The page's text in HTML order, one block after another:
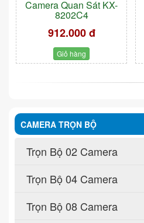
Camera Quan Sát KX-
8202C4
912.000 đ
Giỏ hàng
CAMERA TRỌN BỘ
Trọn Bộ 02 Camera
Trọn Bộ 04 Camera
Trọn Bộ 08 Camera